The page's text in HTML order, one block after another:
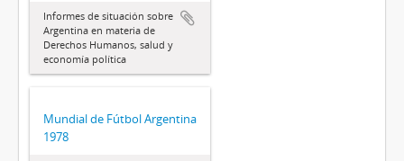
Informes de situación sobre
Argentina en materia de
Derechos Humanos, salud y
economía política
Mundial de Fútbol Argentina
1978